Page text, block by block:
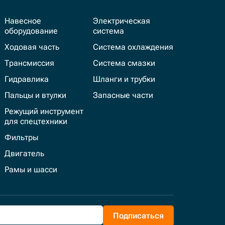
Навесное
оборудование
Ходовая часть
Трансмиссия
Гидравлика
Пальцы и втулки
Режущий инструмент
для спецтехники
Фильтры
Двигатель
Рамы и шасси
Электрическая
система
Система охлаждения
Система смазки
Шланги и трубки
Запасные части
Подписаться